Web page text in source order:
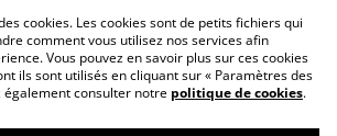
Légales
Politique de cookies
cookies. Les cookies sont de petits fichiers qui
comment vous utilisez nos services afin
Vous pouvez en savoir plus sur ces cookies
ils sont utilisés en cliquant sur « Paramètres des
également consulter notre politique de cookies.